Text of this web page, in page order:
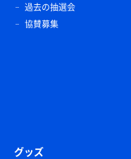
過去の抽選会
協賛募集
グッズ